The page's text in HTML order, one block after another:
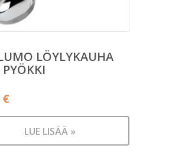
LÖYLYKAUHA
€
LUE LISÄÄ »